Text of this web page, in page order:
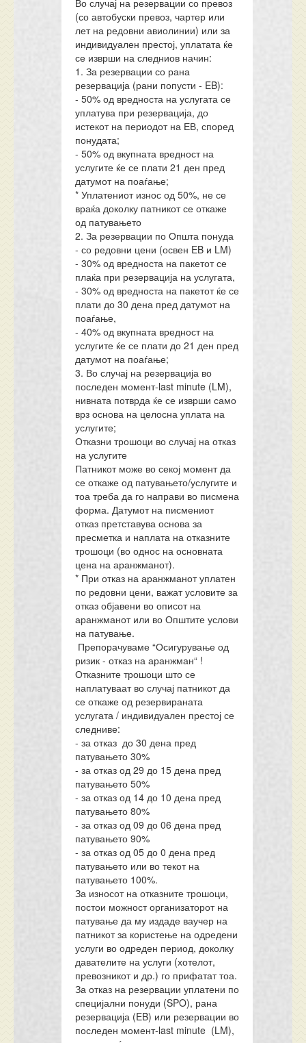
Во случај на резервации со превоз
(со автобуски превоз, чартер или
лет на редовни авиолинии) или за
индивидуален престој, уплатата ќе
се изврши на следниов начин:
1. За резервации со рана
резервација (рани попусти - EB):
- 50% од вредноста на услугата се
уплатува при резервација, до
истекот на периодот на ЕВ, според
понудата;
- 50% од вкупната вредност на
услугите ќе се плати 21 ден пред
датумот на поаѓање;
* Уплатениот износ од 50%, не се
враќа доколку патникот се откаже
од патувањето
2. За резервации по Општа понуда
- со редовни цени (освен EB и LM)
- 30% од вредноста на пакетот се
плаќа при резервација на услугата,
- 30% од вредноста на пакетот ќе се
плати до 30 дена пред датумот на
поаѓање,
- 40% од вкупната вредност на
услугите ќе се плати до 21 ден пред
датумот на поаѓање;
3. Во случај на резервација во
последен момент-last minute (LM),
нивната потврда ќе се изврши само
врз основа на целосна уплата на
услугите;
Отказни трошоци во случај на отказ
на услугите
Патникот може во секој момент да
се откаже од патувањето/услугите и
тоа треба да го направи во писмена
форма. Датумот на писмениот
отказ претставува основа за
пресметка и наплата на отказните
трошоци (во однос на основната
цена на аранжманот).
* При отказ на аранжманот уплатен
по редовни цени, важат условите за
отказ објавени во описот на
аранжманот или во Општите услови
на патување.
Препорачуваме “Осигурување од
ризик - отказ на аранжман“ !
Отказните трошоци што се
наплатуваат во случај патникот да
се откаже од резервираната
услугата / индивидуален престој се
следниве:
- за отказ до 30 дена пред
патувањето 30%
- за отказ од 29 до 15 дена пред
патувањето 50%
- за отказ од 14 до 10 дена пред
патувањето 80%
- за отказ од 09 до 06 дена пред
патувањето 90%
- за отказ од 05 до 0 дена пред
патувањето или во текот на
патувањето 100%.
За износот на отказните трошоци,
постои можност организаторот на
патување да му издаде ваучер на
патникот за користење на одредени
услуги во одреден период, доколку
давателите на услуги (хотелот,
превозникот и др.) го прифатат тоа.
За отказ на резервации уплатени по
специјални понуди (SPO), рана
резервација (EB) или резервации во
последен момент-last minute (LM),